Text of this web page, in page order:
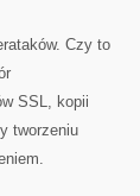
Czy to
SSL, kopii
tworzeniu